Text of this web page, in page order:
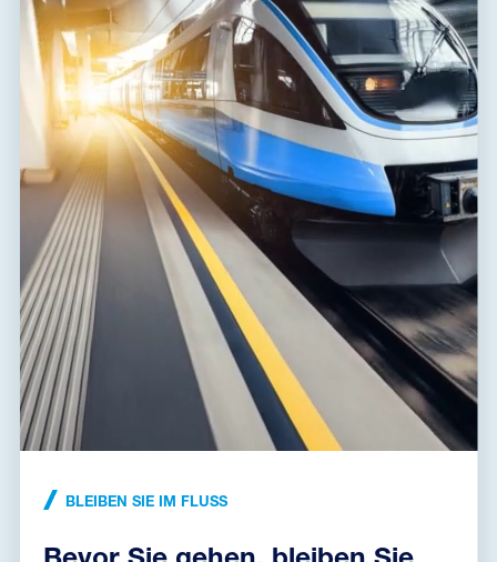
Dateien zum Download
Konformitätserklärung (165,1 kB)
Installationsanleitung (835,5 kB)
Abmessungen dxf (2,9 MB)
Datenblatt
BLEIBEN SIE IM FLUSS